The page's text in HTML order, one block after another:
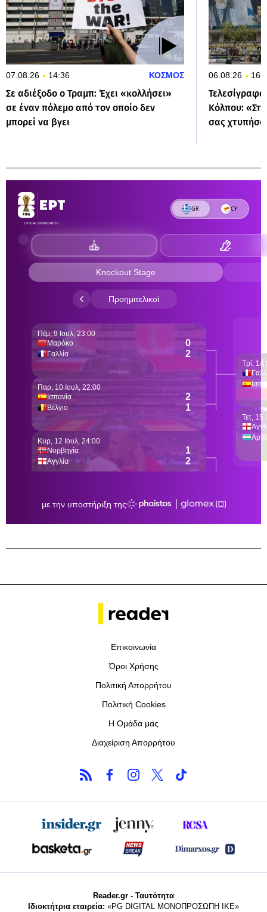
07.08.26 14:36 ΚΟΣΜΟΣ
Σε αδιέξοδο ο Τραμπ: Έχει «κολλήσει»
σε έναν πόλεμο από τον οποίο δεν
μπορεί να βγει
06.08.26
Κόλπου:
σας
Επικοινωνία
Όροι Χρήσης
Πολιτική Απορρήτου
Πολιτική Cookies
Η Ομάδα μας
Διαχείριση Απορρήτου
Reader.gr - Ταυτότητα
Ιδιοκτήτρια εταιρεία: «PG DIGITAL MONΟΠΡΟΣΩΠΗ ΙΚΕ»